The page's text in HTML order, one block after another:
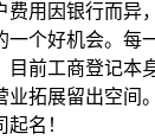
费用因银行而异
一个好机会。每
目前工商登记本
业拓展留出空间
名！